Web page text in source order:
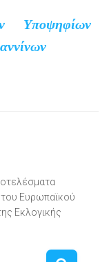
Υποψηφίων
Ευρωπαϊκού
Εκλογικής